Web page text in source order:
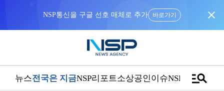
NSP통신을 구글 선호 매체로 추가 바로가기 close
뉴스전국은 지금NSP리포트소상공인이슈NSPTVmanage_search